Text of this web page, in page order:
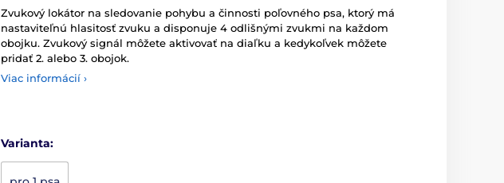
Zvukový lokátor na sledovanie pohybu a činnosti poľovného psa, ktorý má
nastaviteľnú hlasitosť zvuku a disponuje 4 odlišnými zvukmi na každom
obojku. Zvukový signál môžete aktivovať na diaľku a kedykoľvek môžete
pridať 2. alebo 3. obojok.
Viac informácií ›
Varianta: